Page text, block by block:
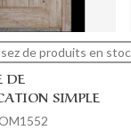
plusde produits en
DE
SIMPLE